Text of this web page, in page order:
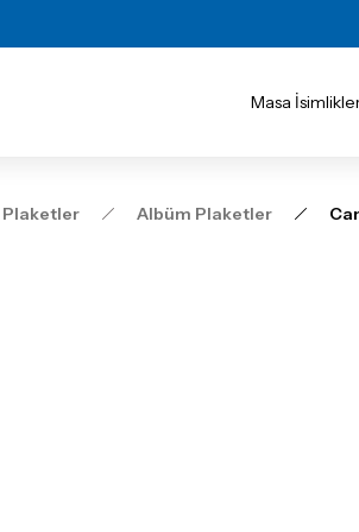
Masa
Plaketler Albüm Plaketler